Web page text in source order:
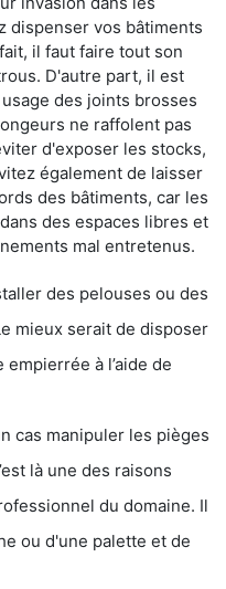
dispenser vos bâtiments
il faut faire tout son
D'autre part, il est
des joints brosses
ne raffolent pas
d'exposer les stocks,
également de laisser
des bâtiments, car les
des espaces libres et
mal entretenus.
des pelouses ou des
mieux serait de disposer
à l’aide de
cas manipuler les pièges
là une des raisons
du domaine. Il
ou d'une palette et de